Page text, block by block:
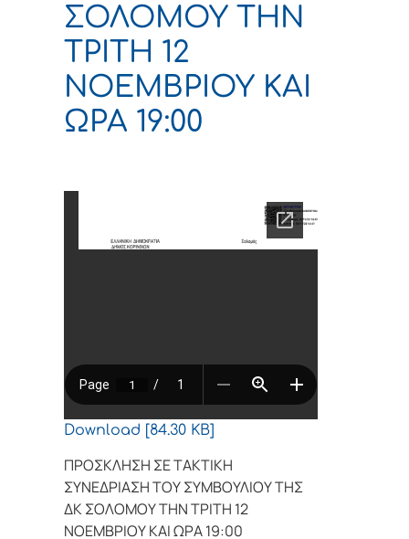
ΣΟΛΟΜΟΥ ΤΗΝ
ΤΡΙΤΗ 12
ΝΟΕΜΒΡΙΟΥ ΚΑΙ
ΩΡΑ 19:00
Download [84.30 KB]
ΠΡΟΣΚΛΗΣΗ ΣΕ ΤΑΚΤΙΚΗ
ΣΥΝΕΔΡΙΑΣΗ ΤΟΥ ΣΥΜΒΟΥΛΙΟΥ ΤΗΣ
ΔΚ ΣΟΛΟΜΟΥ ΤΗΝ ΤΡΙΤΗ 12
ΝΟΕΜΒΡΙΟΥ ΚΑΙ ΩΡΑ 19:00